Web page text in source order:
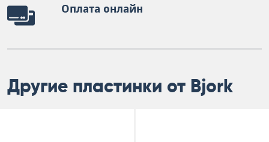
Оплата онлайн
Другие пластинки от Bjork